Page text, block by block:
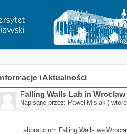
Informacje i Aktualności
Falling Walls Lab in Wroclaw
Napisane przez: Paweł Misiak(
Laboratorium Falling Walls we